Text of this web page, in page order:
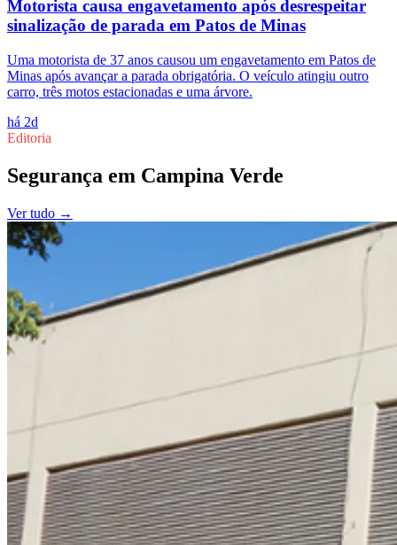
Motorista causa engavetamento após desrespeitar
sinalização de parada em Patos de Minas
Uma motorista de 37 anos causou um engavetamento em Patos de
Minas após avançar a parada obrigatória. O veículo atingiu outro
carro, três motos estacionadas e uma árvore.
há 2d
Editoria
Segurança em Campina Verde
Ver tudo →